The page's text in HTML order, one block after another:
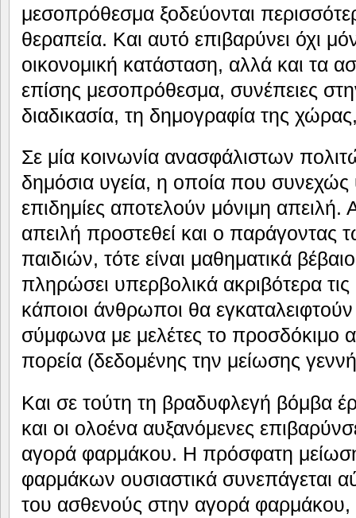
μεσοπρόθεσμα ξοδεύονται
θεραπεία. Και αυτό επιβαρύνει όχι
οικονομική κατάσταση, αλλά και τα
επίσης μεσοπρόθεσμα, συνέπειες
διαδικασία, τη δημογραφία της
Σε μία κοινωνία ανασφάλιστων
δημόσια υγεία, η οποία που συνεχώς
επιδημίες αποτελούν μόνιμη απειλή.
απειλή προστεθεί και ο παράγοντας
παιδιών, τότε είναι μαθηματικά
πληρώσει υπερβολικά ακριβότερα
κάποιοι άνθρωποι θα
σύμφωνα με μελέτες το προσδόκιμο
πορεία (δεδομένης την μείωσης
Και σε τούτη τη βραδυφλεγή βόμβα
και οι ολοένα αυξανόμενες
αγορά φαρμάκου. Η πρόσφατη
φαρμάκων ουσιαστικά συνεπάγεται
του ασθενούς στην αγορά